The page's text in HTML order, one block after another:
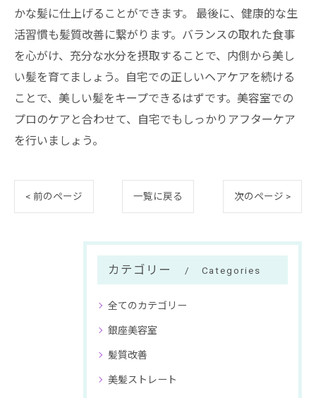
かな髪に仕上げることができます。 最後に、健康的な生
活習慣も髪質改善に繋がります。バランスの取れた食事
を心がけ、充分な水分を摂取することで、内側から美し
い髪を育てましょう。自宅での正しいヘアケアを続ける
ことで、美しい髪をキープできるはずです。美容室での
プロのケアと合わせて、自宅でもしっかりアフターケア
を行いましょう。
< 前のページ 一覧に戻る 次のページ >
カテゴリー Categories
全てのカテゴリー
銀座美容室
髪質改善
美髪ストレート